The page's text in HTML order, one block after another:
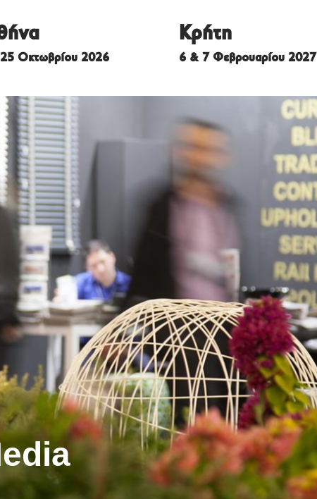
Οκτωβρίου 2026
Κρήτη
6 & 7 Φεβρουαρίου 2027